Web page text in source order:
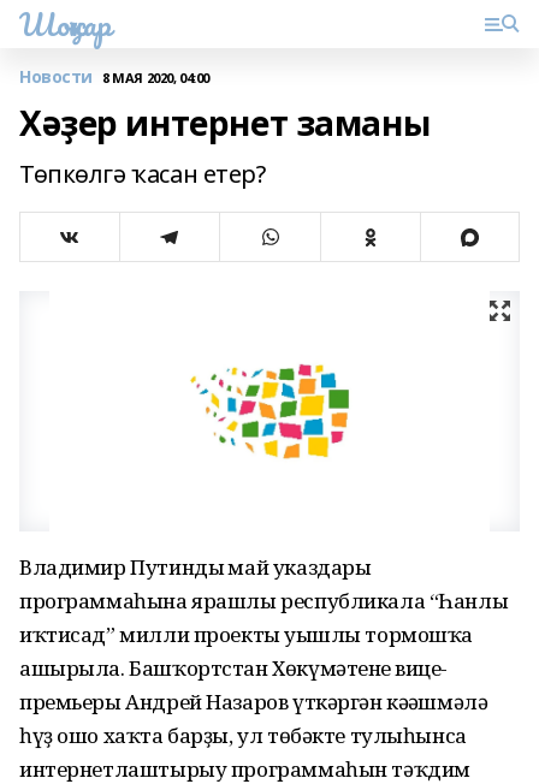
Шоңҡар
Новости 8 МАЯ 2020, 04:00
Хәҙер интернет заманы
Төпкөлгә ҡасан етер?
Владимир Путиндың май указдары
программаһына ярашлы республикала “Һанлы
иҡтисад” милли проекты уңышлы тормошҡа
ашырыла. Башҡортстан Хөкүмәтенең вице-
премьеры Андрей Назаров үткәргән кәңәшмәлә
һүҙ ошо хаҡта барҙы, ул төбәкте тулыһынса
интернетлаштырыу программаһын тәҡдим